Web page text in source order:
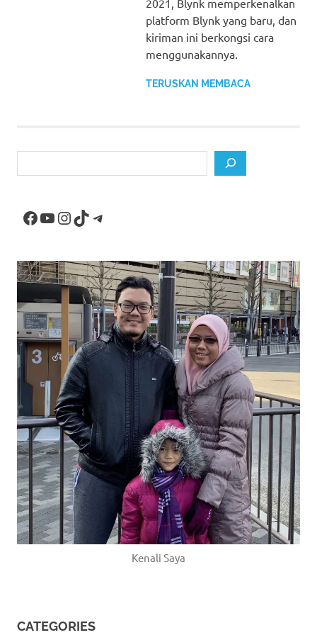
platform Blynk yang baru, dan
kiriman ini berkongsi cara
menggunakannya.
TERUSKAN MEMBACA
Facebook
YouTube
Instagram
TikTokTelegram
Kenali Saya
CATEGORIES